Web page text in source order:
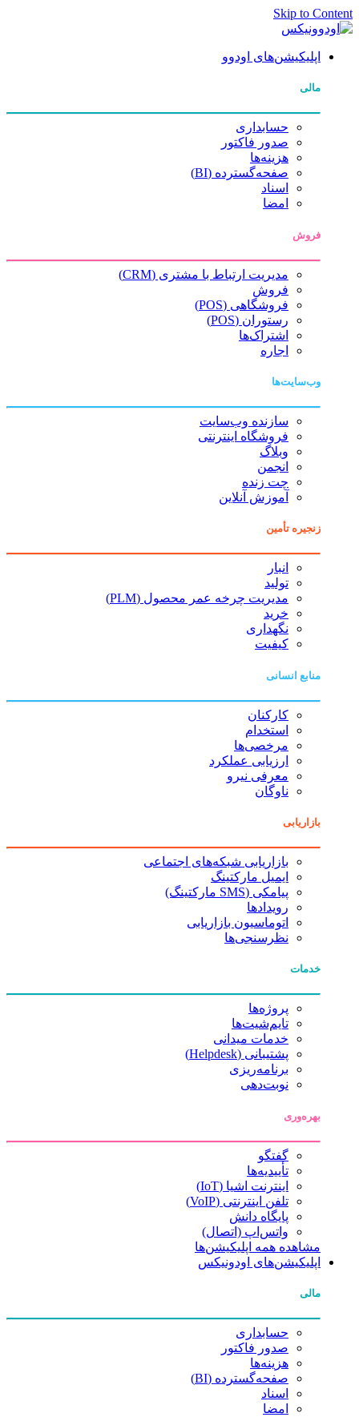
Skip to Content
اپلیکیشن‌های اودوو
مالی
حسابداری
صدور فاکتور
هزینه‌ها
صفحه‌گسترده (BI)
اسناد
امضا
فروش
مدیریت ارتباط با مشتری (CRM)
فروش
فروشگاهی (POS)
رستوران (POS)
اشتراک‌ها
اجاره
وب‌سایت‌ها
سازنده وب‌سایت
فروشگاه اینترنتی
وبلاگ
انجمن
چت زنده
آموزش آنلاین
زنجیره تأمین
انبار
تولید
مدیریت چرخه عمر محصول (PLM)
خرید
نگهداری
کیفیت
منابع انسانی
کارکنان
استخدام
مرخصی‌ها
ارزیابی عملکرد
معرفی نیرو
ناوگان
بازاریابی
بازاریابی شبکه‌های اجتماعی
ایمیل مارکتینگ
پیامکی (SMS مارکتینگ)
رویدادها
اتوماسیون بازاریابی
نظرسنجی‌ها
خدمات
پروژه‌ها
تایم‌شیت‌ها
خدمات میدانی
پشتیبانی (Helpdesk)
برنامه‌ریزی
نوبت‌دهی
بهره‌وری
گفتگو
تأییدیه‌ها
اینترنت اشیا (IoT)
تلفن اینترنتی (VoIP)
پایگاه دانش
واتس‌اپ (اتصال)
مشاهده همه اپلیکیشن‌ها
اپلیکیشن‌های اودونیکس
مالی
حسابداری
صدور فاکتور
هزینه‌ها
صفحه‌گسترده (BI)
اسناد
امضا